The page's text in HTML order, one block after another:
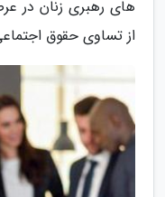
های رهبری زنان در
از تساوی حقوق